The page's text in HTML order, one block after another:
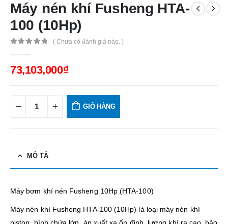
Máy nén khí Fusheng HTA-
100 (10Hp)
( Chưa có đánh giá nào. )
73,103,000₫
GIỎ HÀNG
MÔ TẢ
Máy bơm khí nén Fusheng 10Hp (HTA-100)
Máy nén khí Fusheng HTA-100 (10Hp) là loại máy nén khí